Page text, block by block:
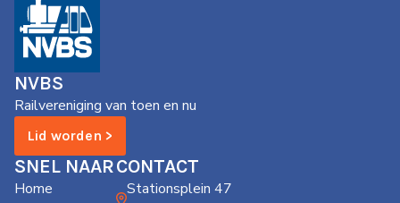
NVBS
Railvereniging van toen en nu
Lid worden >
SNEL NAAR
Home
CONTACT
Stationsplein 47